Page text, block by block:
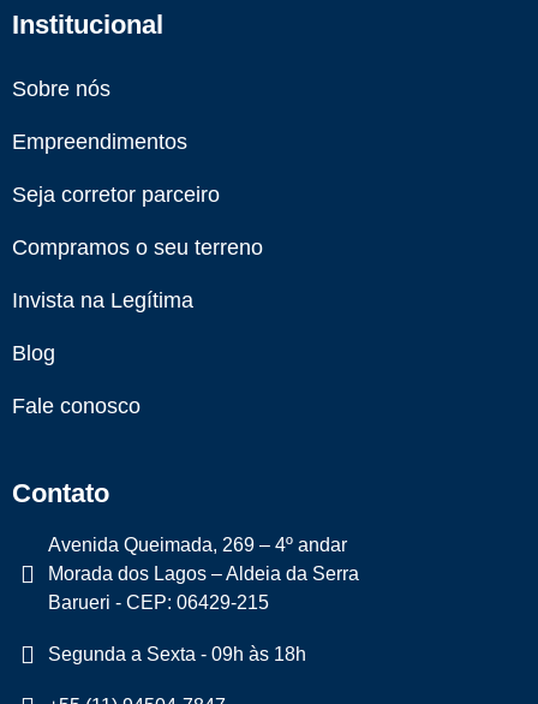
Institucional
Sobre nós
Empreendimentos
Seja corretor parceiro
Compramos o seu terreno
Invista na Legítima
Blog
Fale conosco
Contato
Avenida Queimada, 269 – 4º andar
Morada dos Lagos – Aldeia da Serra
Barueri - CEP: 06429-215
Segunda a Sexta - 09h às 18h